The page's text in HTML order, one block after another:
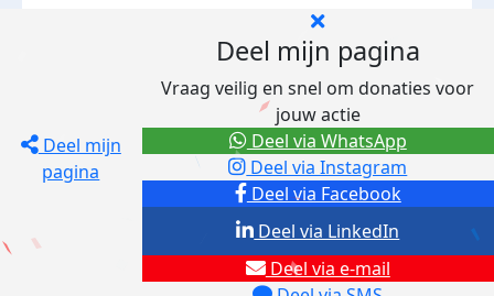
Deel mijn
pagina
Deel mijn pagina
Vraag veilig en snel om donaties voor
jouw actie
Deel via Facebook
Deel via Instagram
Deel via e-mail
Deel via LinkedIn
Deel via WhatsApp